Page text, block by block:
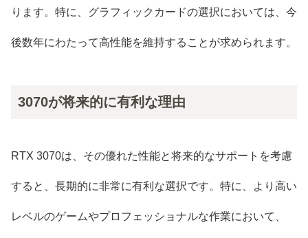
ります。特に、グラフィックカードの選択においては、今
後数年にわたって高性能を維持することが求められます。
3070が将来的に有利な理由
RTX 3070は、その優れた性能と将来的なサポートを考慮
すると、長期的に非常に有利な選択です。特に、より高い
レベルのゲームやプロフェッショナルな作業において、